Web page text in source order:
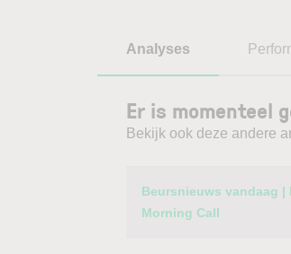
Analyses
Er is momenteel
Bekijk ook deze andere
Category Titel
Beursnieuws vandaag |
Morning Call